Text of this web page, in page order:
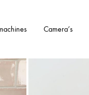
Camera’s